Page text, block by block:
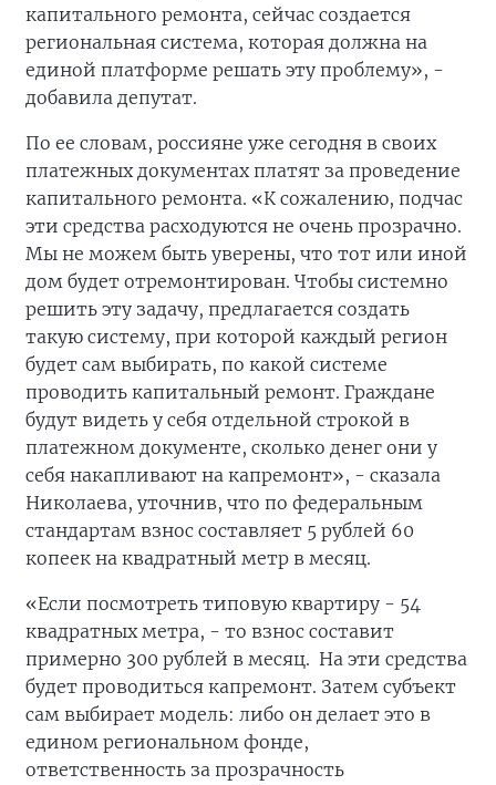
капитального ремонта, сейчас создается
региональная система, которая должна на
единой платформе решать эту проблему», -
добавила депутат.
По ее словам, россияне уже сегодня в своих
платежных документах платят за проведение
капитального ремонта. «К сожалению, подчас
эти средства расходуются не очень прозрачно.
Мы не можем быть уверены, что тот или иной
дом будет отремонтирован. Чтобы системно
решить эту задачу, предлагается создать
такую систему, при которой каждый регион
будет сам выбирать, по какой системе
проводить капитальный ремонт. Граждане
будут видеть у себя отдельной строкой в
платежном документе, сколько денег они у
себя накапливают на капремонт», - сказала
Николаева, уточнив, что по федеральным
стандартам взнос составляет 5 рублей 60
копеек на квадратный метр в месяц.
«Если посмотреть типовую квартиру - 54
квадратных метра, - то взнос составит
примерно 300 рублей в месяц. На эти средства
будет проводиться капремонт. Затем субъект
сам выбирает модель: либо он делает это в
едином региональном фонде,
ответственность за прозрачность